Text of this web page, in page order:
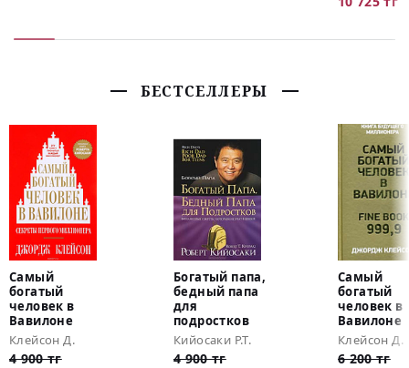
БЕСТСЕЛЛЕРЫ
Самый
богатый
человек в
Вавилоне
Клейсон Д.
4 900 тг
Богатый папа,
бедный папа
для
подростков
Кийосаки Р.Т.
4 900 тг
Самый
богатый
человек в
Вавилоне
Клейсон Д.
6 200 тг